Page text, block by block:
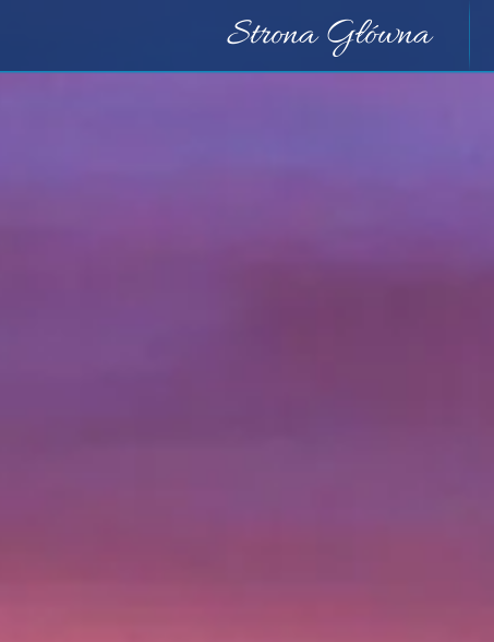
Strona Główna